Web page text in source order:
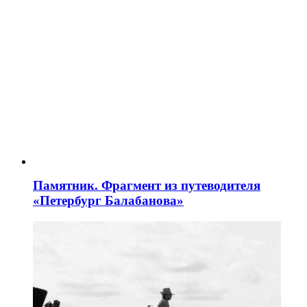
Памятник. Фрагмент из путеводителя
«Петербург Балабанова»